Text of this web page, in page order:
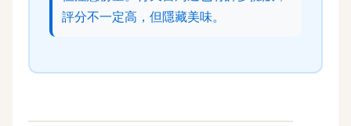
評分不一定高，但隱藏美味。